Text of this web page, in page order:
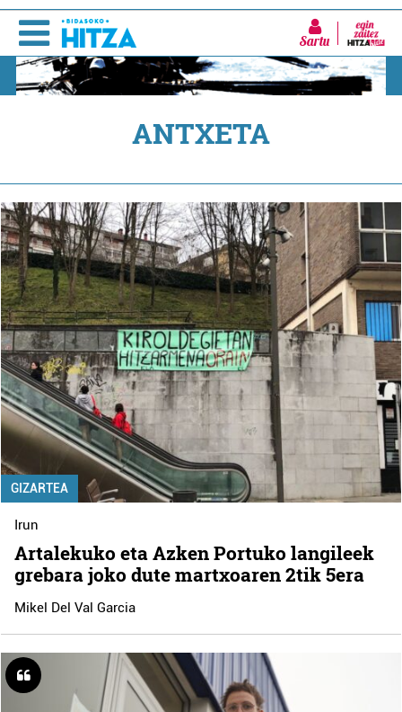
Sartu
ANTXETA
GIZARTEA
Irun
Artalekuko eta Azken Portuko langileek
grebara joko dute martxoaren 2tik 5era
Mikel Del Val Garcia